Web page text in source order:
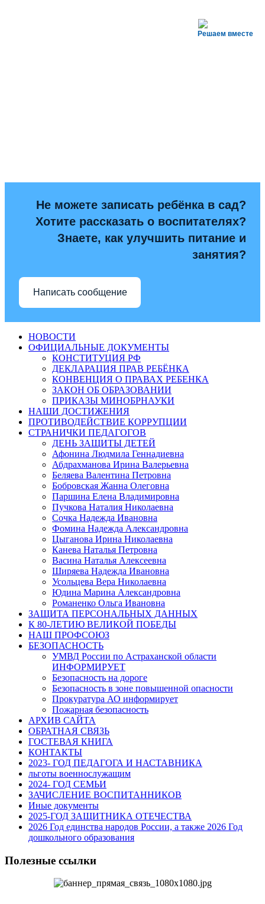
Решаем вместе
Не можете записать ребёнка в сад?
Хотите рассказать о воспитателях?
Знаете, как улучшить питание и
занятия?
Написать сообщение
НОВОСТИ
ОФИЦИАЛЬНЫЕ ДОКУМЕНТЫ
КОНСТИТУЦИЯ РФ
ДЕКЛАРАЦИЯ ПРАВ РЕБЁНКА
КОНВЕНЦИЯ О ПРАВАХ РЕБЕНКА
ЗАКОН ОБ ОБРАЗОВАНИИ
ПРИКАЗЫ МИНОБРНАУКИ
НАШИ ДОСТИЖЕНИЯ
ПРОТИВОДЕЙСТВИЕ КОРРУПЦИИ
СТРАНИЧКИ ПЕДАГОГОВ
ДЕНЬ ЗАЩИТЫ ДЕТЕЙ
Афонина Людмила Геннадиевна
Абдрахманова Ирина Валерьевна
Беляева Валентина Петровна
Бобровская Жанна Олеговна
Паршина Елена Владимировна
Пучкова Наталия Николаевна
Сочка Надежда Ивановна
Фомина Надежда Александровна
Цыганова Ирина Николаевна
Канева Наталья Петровна
Васина Наталья Алексеевна
Ширяева Надежда Ивановна
Усольцева Вера Николаевна
Юдина Марина Александровна
Романенко Ольга Ивановна
ЗАЩИТА ПЕРСОНАЛЬНЫХ ДАННЫХ
К 80-ЛЕТИЮ ВЕЛИКОЙ ПОБЕДЫ
НАШ ПРОФСОЮЗ
БЕЗОПАСНОСТЬ
УМВД России по Астраханской области
ИНФОРМИРУЕТ
Безопасность на дороге
Безопасность в зоне повышенной опасности
Прокуратура АО информирует
Пожарная безопасность
АРХИВ САЙТА
ОБРАТНАЯ СВЯЗЬ
ГОСТЕВАЯ КНИГА
КОНТАКТЫ
2023- ГОД ПЕДАГОГА И НАСТАВНИКА
льготы военнослужащим
2024- ГОД СЕМЬИ
ЗАЧИСЛЕНИЕ ВОСПИТАННИКОВ
Иные документы
2025-ГОД ЗАЩИТНИКА ОТЕЧЕСТВА
2026 Год единства народов России, а также 2026 Год
дошкольного образования
Полезные ссылки